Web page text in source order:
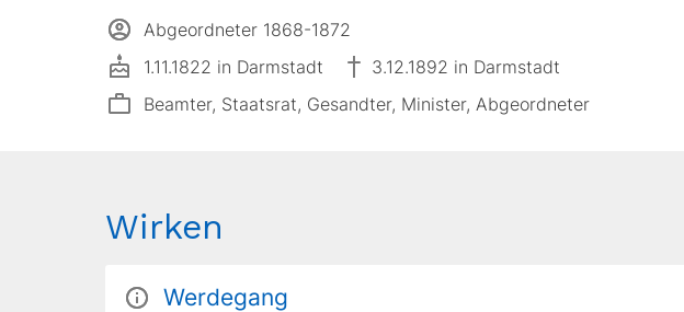
Abgeordneter 1868-1872
1.11.1822 in Darmstadt
3.12.1892 in Darmstadt
Beamter, Staatsrat, Gesandter, Minister, Abgeordneter
Wirken
Werdegang